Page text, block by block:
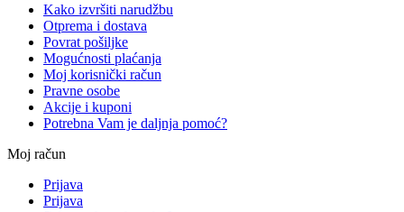
Kako izvršiti narudžbu
Otprema i dostava
Povrat pošiljke
Mogućnosti plaćanja
Moj korisnički račun
Pravne osobe
Akcije i kuponi
Potrebna Vam je daljnja pomoć?
Moj račun
Prijava
Prijava